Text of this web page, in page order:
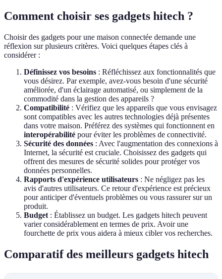
Comment choisir ses gadgets hitech ?
Choisir des gadgets pour une maison connectée demande une
réflexion sur plusieurs critères. Voici quelques étapes clés à
considérer :
Définissez vos besoins : Réfléchissez aux fonctionnalités que
vous désirez. Par exemple, avez-vous besoin d'une sécurité
améliorée, d'un éclairage automatisé, ou simplement de la
commodité dans la gestion des appareils ?
Compatibilité : Vérifiez que les appareils que vous envisagez
sont compatibles avec les autres technologies déjà présentes
dans votre maison. Préférez des systèmes qui fonctionnent en
interopérabilité pour éviter les problèmes de connectivité.
Sécurité des données : Avec l'augmentation des connexions à
Internet, la sécurité est cruciale. Choisissez des gadgets qui
offrent des mesures de sécurité solides pour protéger vos
données personnelles.
Rapports d'expérience utilisateurs : Ne négligez pas les
avis d'autres utilisateurs. Ce retour d'expérience est précieux
pour anticiper d'éventuels problèmes ou vous rassurer sur un
produit.
Budget : Établissez un budget. Les gadgets hitech peuvent
varier considérablement en termes de prix. Avoir une
fourchette de prix vous aidera à mieux cibler vos recherches.
Comparatif des meilleurs gadgets hitech